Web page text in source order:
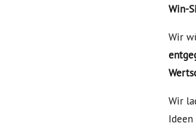
Win-
Wir
Wir